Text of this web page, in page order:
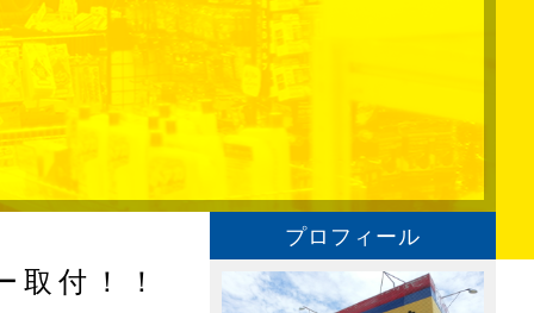
付！！
プロフィール